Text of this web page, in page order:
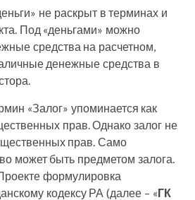
не раскрыт в терминах и
Под «деньгами» можно
средства на расчетном,
денежные средства в
«Залог» упоминается как
прав. Однако залог не
прав. Само
может быть предметом залога.
формулировка
кодексу РА (далее – «ГК